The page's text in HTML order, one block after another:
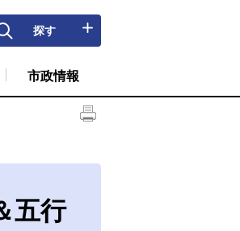
探す
市政情報
五行